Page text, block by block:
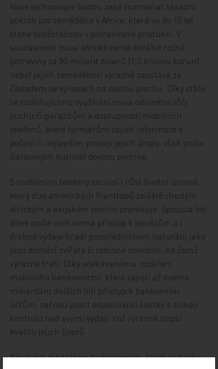
Nové technologie budou zase znamenat zásadní
pokrok pro zemědělce v Africe, která se do 15 let
stane soběstačnou v potravinové produkci. V
současnosti musí africké země dovážet ročně
potraviny za 50 miliard dolarů (1,2 bilionu korun),
neboť jejich zemědělství výrazně zaostává za
Západem ve výnosech na osetou plochu. Díky stále
se rozšiřujícímu využívání osiva odolného vůči
suchu či parazitům a dostupnosti mobilních
telefonů, které farmářům zajistí informace o
počasí či nejlepším prodeji jejich úrody, však podle
Gatesových nutnost dovozu pomine.
S mobilními telefony souvisí i růst životní úrovně,
který duo amerických filantropů zvláště chudým
africkým a asijským zemím prorokuje. Spousta lidí
dnes podle nich nemá přístup k penězům a i
drobné výdaje hradí prostřednictvím naturálií jako
jsou domácí zvířata či rodinné cennosti, na čemž
výrazně tratí. Díky očekávanému rozšíření
mobilního bankovnictví, které zajistí až dvěma
miliardám dalších lidí přístup k bankovním
účtům, začnou platit odpovídající částky a získají
kontrolu nad svými výdaji, což výrazně zlepší
kvalitu jejich životů.
Přístup k digitálním technologiím, které se budou